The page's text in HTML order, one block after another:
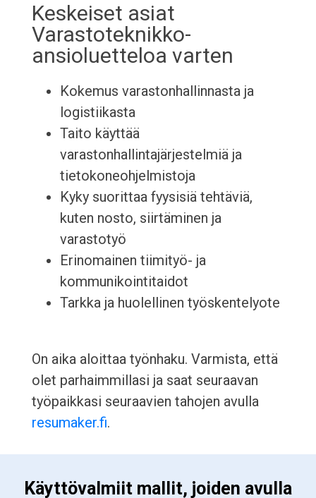
Keskeiset asiat
Varastoteknikko-
ansioluetteloa varten
Kokemus varastonhallinnasta ja
logistiikasta
Taito käyttää
varastonhallintajärjestelmiä ja
tietokoneohjelmistoja
Kyky suorittaa fyysisiä tehtäviä,
kuten nosto, siirtäminen ja
varastotyö
Erinomainen tiimityö- ja
kommunikointitaidot
Tarkka ja huolellinen työskentelyote
On aika aloittaa työnhaku. Varmista, että
olet parhaimmillasi ja saat seuraavan
työpaikkasi seuraavien tahojen avulla
resumaker.fi.